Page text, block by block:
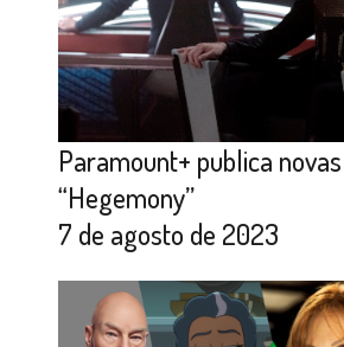
Paramount+ publica
“Hegemony”
7 de agosto de 2023